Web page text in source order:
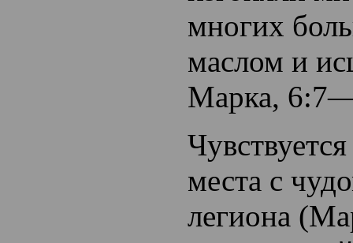
многих
маслом и
Марка,
места с
легиона